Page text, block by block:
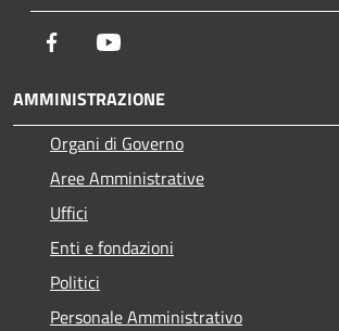
Facebook
AMMINISTRAZIONE
Organi di Governo
Aree Amministrative
Uffici
Enti e fondazioni
Politici
Personale Amministrativo